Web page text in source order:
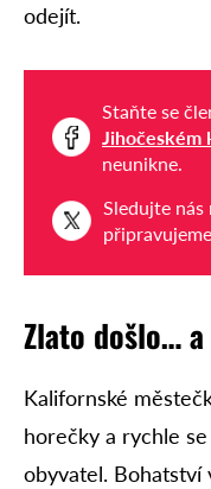
odejít.
Staňte se
Jihočeském
neunikne.
Sledujte nás
Zlato došlo…
Kalifornské
horečky a rychle
obyvatel. Bohatství